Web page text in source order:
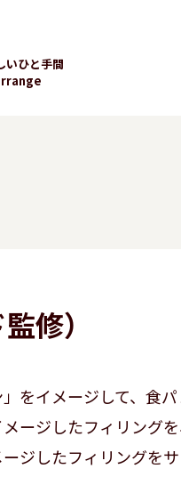
チパック
いひと手間
修）
をイメージして、食
ージしたフィリング
ージしたフィリングを